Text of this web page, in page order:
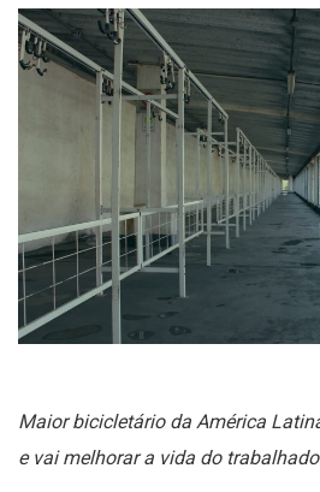
Maior bicicletário da América
e vai melhorar a vida do